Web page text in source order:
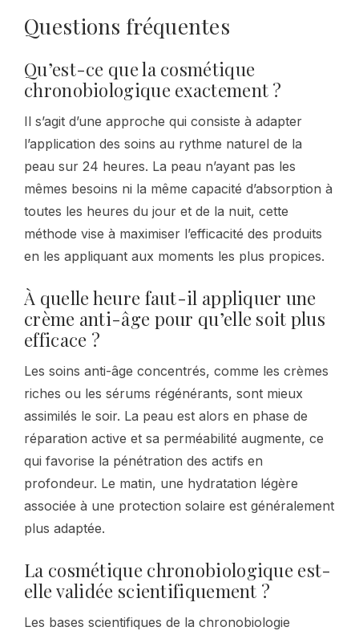
Questions fréquentes
Qu’est-ce que la cosmétique
chronobiologique exactement ?
Il s’agit d’une approche qui consiste à adapter
l’application des soins au rythme naturel de la
peau sur 24 heures. La peau n’ayant pas les
mêmes besoins ni la même capacité d’absorption à
toutes les heures du jour et de la nuit, cette
méthode vise à maximiser l’efficacité des produits
en les appliquant aux moments les plus propices.
À quelle heure faut-il appliquer une
crème anti-âge pour qu’elle soit plus
efficace ?
Les soins anti-âge concentrés, comme les crèmes
riches ou les sérums régénérants, sont mieux
assimilés le soir. La peau est alors en phase de
réparation active et sa perméabilité augmente, ce
qui favorise la pénétration des actifs en
profondeur. Le matin, une hydratation légère
associée à une protection solaire est généralement
plus adaptée.
La cosmétique chronobiologique est-
elle validée scientifiquement ?
Les bases scientifiques de la chronobiologie